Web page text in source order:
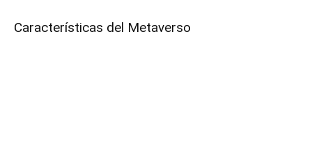
Características del Metaverso